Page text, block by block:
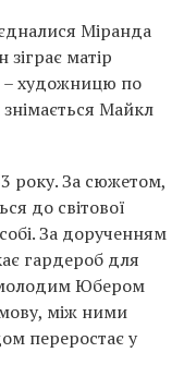
Міранда
матір
– художницю по
Майкл
року. За сюжетом,
до світової
За дорученням
гардероб для
молодим Юбером
між ними
переростає у